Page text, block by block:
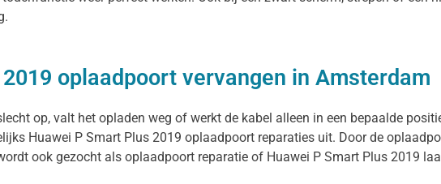
oplaadpoort vervangen in Amsterdam
op, valt het opladen weg of werkt de kabel alleen in een bepaalde
Huawei P Smart Plus 2019 oplaadpoort reparaties uit. Door de
ook gezocht als oplaadpoort reparatie of Huawei P Smart Plus 2019